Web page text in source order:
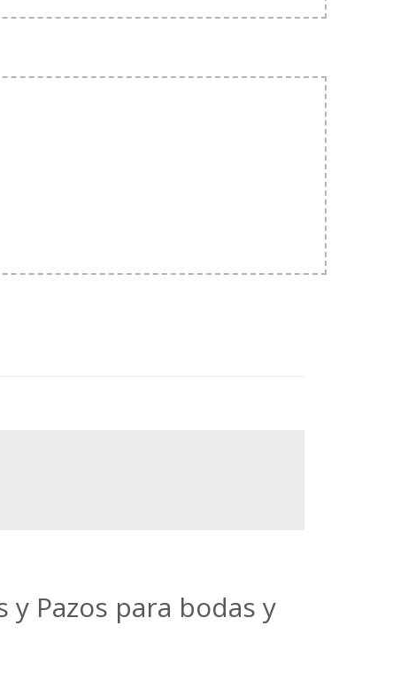
Pazos para bodas y